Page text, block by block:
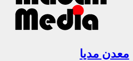
معدن مدیا